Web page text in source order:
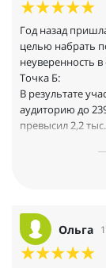
Год назад
целью набрать
неуверенность
Точка Б:
В результате
аудиторию до
превысил 2,2
Насколько
стала более
Ольга